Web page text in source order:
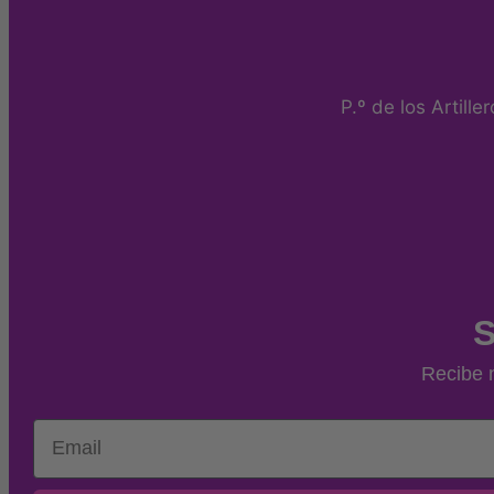
P.º de los
Recibe
Email